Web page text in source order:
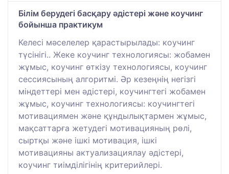
Білім берудегі басқару әдістері және коучинг
бойынша практикум
Келесі мәселелер қарастырылады: коучинг
түсінігі.. Жеке коучинг технологиясы: жобамен
жұмыс, коучинг өткізу технологиясы, коучинг
сессиясының алгоритмі. Әр кезеңнің негізгі
міндеттері мен әдістері, коучингтегі жобамен
жұмыс, коучинг технологиясы: коучингтегі
мотивациямен және құндылықтармен жұмыс,
мақсаттарға жетудегі мотивацияның рөлі,
сыртқы және ішкі мотивация, ішкі
мотивацияны актуализациялау әдістері,
коучинг тиімділігінің критерийлері.